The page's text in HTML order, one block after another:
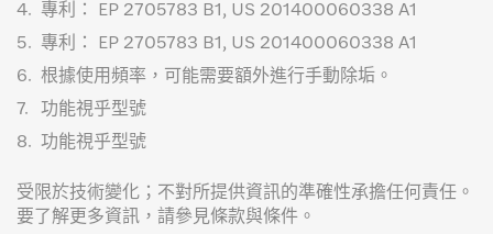
4. 專利： EP 2705783 B1, US 201400060338 A1
5. 專利： EP 2705783 B1, US 201400060338 A1
6. 根據使用頻率，可能需要額外進行手動除垢。
7.
功能視乎型號
8. 功能視乎型號
受限於技術變化；不對所提供資訊的準確性承擔任何責任。
要了解更多資訊，請參見條款與條件。